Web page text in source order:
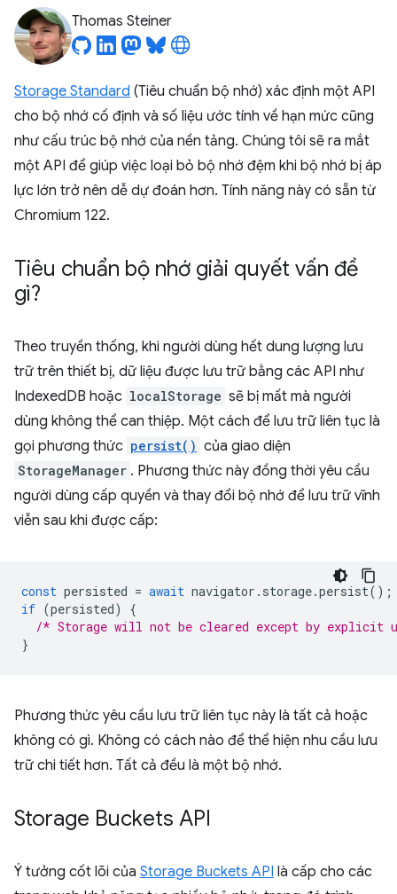
Thomas Steiner
Storage Standard (Tiêu chuẩn bộ nhớ) xác định một API
cho bộ nhớ cố định và số liệu ước tính về hạn mức cũng
như cấu trúc bộ nhớ của nền tảng. Chúng tôi sẽ ra mắt
một API để giúp việc loại bỏ bộ nhớ đệm khi bộ nhớ bị áp
lực lớn trở nên dễ dự đoán hơn. Tính năng này có sẵn từ
Chromium 122.
Tiêu chuẩn bộ nhớ giải quyết vấn đề
gì?
Theo truyền thống, khi người dùng hết dung lượng lưu
trữ trên thiết bị, dữ liệu được lưu trữ bằng các API như
IndexedDB hoặc localStorage sẽ bị mất mà người
dùng không thể can thiệp. Một cách để lưu trữ liên tục là
gọi phương thức persist() của giao diện
StorageManager . Phương thức này đồng thời yêu cầu
người dùng cấp quyền và thay đổi bộ nhớ để lưu trữ vĩnh
viễn sau khi được cấp:
const persisted = await navigator . storage.persist();
if (persisted)
{
/* Storage will not be cleared except by explicit
}
Phương thức yêu cầu lưu trữ liên tục này là tất cả hoặc
không có gì. Không có cách nào để thể hiện nhu cầu lưu
trữ chi tiết hơn. Tất cả đều là một bộ nhớ.
Storage Buckets API
Ý tưởng cốt lõi của Storage Buckets API là cấp cho các